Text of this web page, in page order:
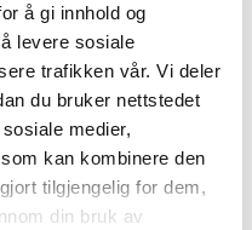
å gi innhold og
levere sosiale
trafikken vår. Vi deler
du bruker nettstedet
medier,
kan kombinere den
tilgjengelig for dem,
din bruk av